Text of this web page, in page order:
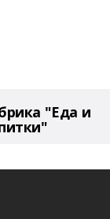
"Еда и